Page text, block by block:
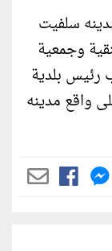
سلفيت
وجمعية
رئيس بلدية
واقع مدينه